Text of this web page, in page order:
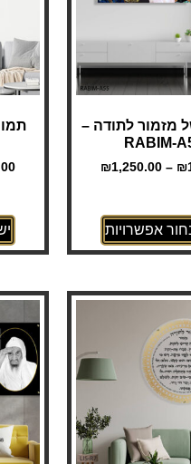
מזמור לתודה –
RABIM-
₪
–
₪1,250.00
אפשרויות